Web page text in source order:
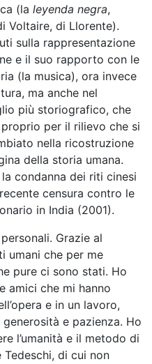
(la leyenda negra,
Voltaire, di Llorente).
sulla rappresentazione
e il suo rapporto con le
(la musica), ora invece
ma anche nel
più storiografico, che
per il rilievo che si
nella ricostruzione
della storia umana.
condanna dei riti cinesi
censura contro le
in India (2001).
Grazie al
umani che per me
pure ci sono stati. Ho
amici che mi hanno
e in un lavoro,
e pazienza. Ho
l’umanità e il metodo di
di cui non